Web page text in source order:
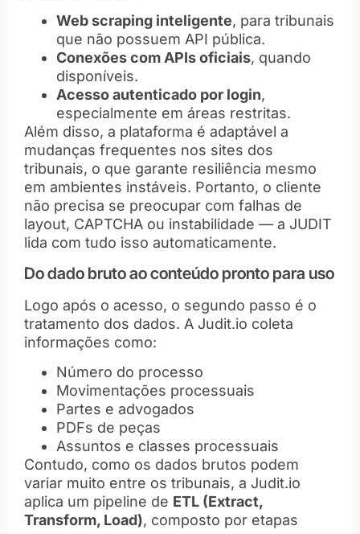
Web scraping inteligente, para tribunais
que não possuem API pública.
Conexões com APIs oficiais, quando
disponíveis.
Acesso autenticado por login,
especialmente em áreas restritas.
Além disso, a plataforma é adaptável a
mudanças frequentes nos sites dos
tribunais, o que garante resiliência mesmo
em ambientes instáveis. Portanto, o cliente
não precisa se preocupar com falhas de
layout, CAPTCHA ou instabilidade — a JUDIT
lida com tudo isso automaticamente.
Do dado bruto ao conteúdo pronto para uso
Logo após o acesso, o segundo passo é o
tratamento dos dados. A Judit.io coleta
informações como:
Número do processo
Movimentações processuais
Partes e advogados
PDFs de peças
Assuntos e classes processuais
Contudo, como os dados brutos podem
variar muito entre os tribunais, a Judit.io
aplica um pipeline de ETL (Extract,
Transform, Load), composto por etapas